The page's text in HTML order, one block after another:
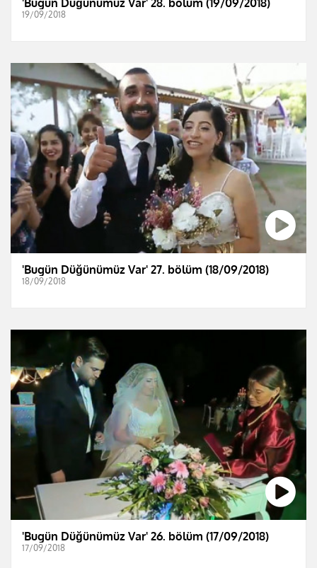
19/09/2018
'Bugün Düğünümüz Var' 27. bölüm (18/09/2018)
18/09/2018
'Bugün Düğünümüz Var' 26. bölüm (17/09/2018)
17/09/2018